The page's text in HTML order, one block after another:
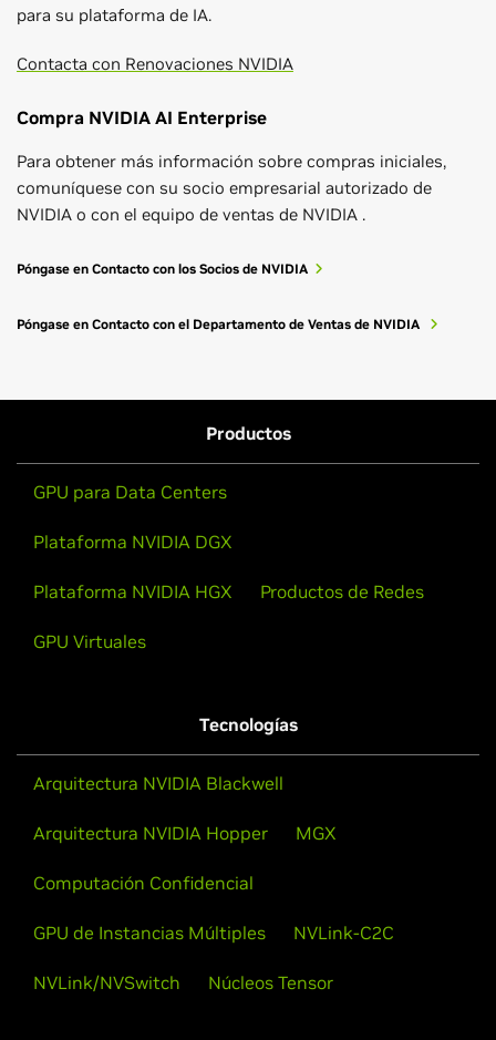
para su plataforma de IA.
Contacta con Renovaciones NVIDIA
Compra NVIDIA AI Enterprise
Para obtener más información sobre compras iniciales,
comuníquese con su socio empresarial autorizado de
NVIDIA o con el equipo de ventas de NVIDIA .
Póngase en Contacto con los Socios de NVIDIA
Póngase en Contacto con el Departamento de Ventas de NVIDIA
Productos
GPU para Data Centers
Plataforma NVIDIA DGX
Plataforma NVIDIA HGX Productos de Redes
GPU Virtuales
Tecnologías
Arquitectura NVIDIA Blackwell
Arquitectura NVIDIA Hopper MGX
Computación Confidencial
GPU de Instancias Múltiples NVLink-C2C
NVLink/NVSwitch Núcleos Tensor